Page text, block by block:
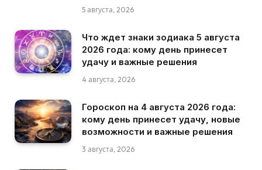
5 августа, 2026
Что ждет знаки зодиака 5 августа
2026 года: кому день принесет
удачу и важные решения
4 августа, 2026
Гороскоп на 4 августа 2026 года:
кому день принесет удачу, новые
возможности и важные решения
3 августа, 2026